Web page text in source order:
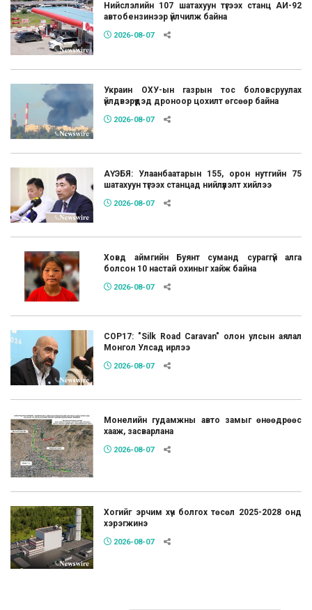
Нийслэлийн 107 шатахуун түгээх станц АИ-92
автобензинээр үйлчилж байна
2026-08-07
Украин ОХУ-ын газрын тос боловсруулах
үйлдвэрүүдэд дроноор цохилт өгсөөр байна
2026-08-07
АҮЭБЯ: Улаанбаатарын 155, орон нутгийн 75
шатахуун түгээх станцад нийлүүлэлт хийлээ
2026-08-07
Ховд аймгийн Буянт суманд сураггүй алга
болсон 10 настай охиныг хайж байна
2026-08-07
COP17: "Silk Road Caravan" олон улсын аялал
Монгол Улсад ирлээ
2026-08-07
Монелийн гудамжны авто замыг өнөөдрөөс
хааж, засварлана
2026-08-07
Хогийг эрчим хүч болгох төсөл 2025-2028 онд
хэрэгжинэ
2026-08-07